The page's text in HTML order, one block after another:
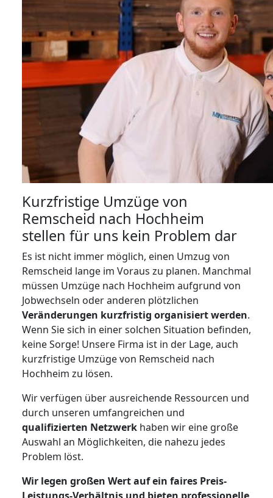
Kurzfristige Umzüge von
Remscheid nach Hochheim
stellen für uns kein Problem dar
Es ist nicht immer möglich, einen Umzug von
Remscheid lange im Voraus zu planen. Manchmal
müssen Umzüge nach Hochheim aufgrund von
Jobwechseln oder anderen plötzlichen
Veränderungen kurzfristig organisiert werden.
Wenn Sie sich in einer solchen Situation befinden,
keine Sorge! Unsere Firma ist in der Lage, auch
kurzfristige Umzüge von Remscheid nach
Hochheim zu lösen.
Wir verfügen über ausreichende Ressourcen und
durch unseren umfangreichen und
qualifizierten Netzwerk haben wir eine große
Auswahl an Möglichkeiten, die nahezu jedes
Problem löst.
Wir legen großen Wert auf ein faires Preis-